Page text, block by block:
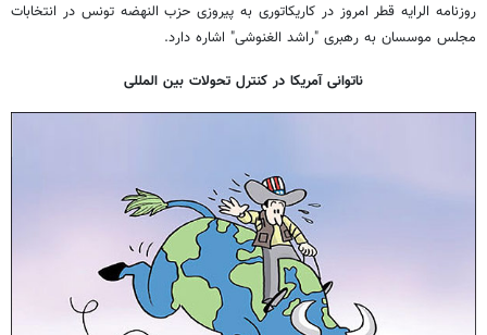
روزنامه الرایه قطر امروز در کاریکاتوری به پیروزی حزب النهضه تونس در انتخابات
مجلس موسسان به رهبری "راشد الغنوشی" اشاره دارد.
ناتوانی آمریکا در کنترل تحولات بین المللی